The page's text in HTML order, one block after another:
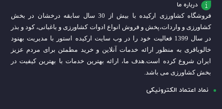
درباره ما
فروشگاه کشاورزی ارکیده با بیش از 30 سال سابقه درخشان در بخش
کشاورزی و واردات،پخش و فروش انواع ادوات کشاورزی و باغبانی، کود و بذر
در سال 1399 فعالیت خود را در وب سایت ارکیده استور با مدیریت بهنود
خالوباقری به منظور ارائه خدمات آنلاین و خرید مطمئن برای مردم عزیز
ایران شروع کرده است.هدف ما، ارائه بهترین خدمات با بهترین کیفیت در
بخش کشاورزی می باشد.
نماد اعتماد الکترونیکی